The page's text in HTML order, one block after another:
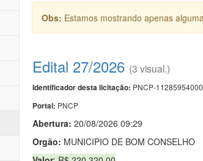
Obs: Estamos mostrando apenas
Edital 27/2026 (3 visual.)
Identificador desta licitação: PNCP-
Portal: PNCP
Abertura: 20/08/2026 09:29
Orgão: MUNICIPIO DE BOM CONSELHO